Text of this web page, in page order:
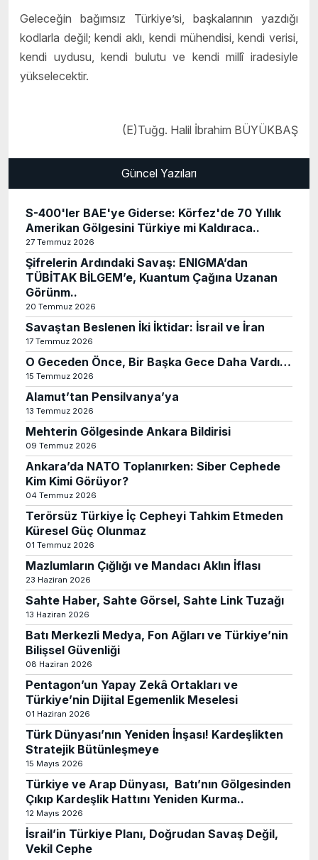
Geleceğin bağımsız Türkiye’si, başkalarının yazdığı
kodlarla değil; kendi aklı, kendi mühendisi, kendi verisi,
kendi uydusu, kendi bulutu ve kendi millî iradesiyle
yükselecektir.
(E)Tuğg. Halil İbrahim BÜYÜKBAŞ
Güncel Yazıları
S-400'ler BAE'ye Giderse: Körfez'de 70 Yıllık
Amerikan Gölgesini Türkiye mi Kaldıraca..
27 Temmuz 2026
Şifrelerin Ardındaki Savaş: ENIGMA’dan
TÜBİTAK BİLGEM’e, Kuantum Çağına Uzanan
Görünm..
20 Temmuz 2026
Savaştan Beslenen İki İktidar: İsrail ve İran
17 Temmuz 2026
O Geceden Önce, Bir Başka Gece Daha Vardı…
15 Temmuz 2026
Alamut’tan Pensilvanya’ya
13 Temmuz 2026
Mehterin Gölgesinde Ankara Bildirisi
09 Temmuz 2026
Ankara’da NATO Toplanırken: Siber Cephede
Kim Kimi Görüyor?
04 Temmuz 2026
Terörsüz Türkiye İç Cepheyi Tahkim Etmeden
Küresel Güç Olunmaz
01 Temmuz 2026
Mazlumların Çığlığı ve Mandacı Aklın İflası
23 Haziran 2026
Sahte Haber, Sahte Görsel, Sahte Link Tuzağı
13 Haziran 2026
Batı Merkezli Medya, Fon Ağları ve Türkiye’nin
Bilişsel Güvenliği
08 Haziran 2026
Pentagon’un Yapay Zekâ Ortakları ve
Türkiye’nin Dijital Egemenlik Meselesi
01 Haziran 2026
Türk Dünyası’nın Yeniden İnşası! Kardeşlikten
Stratejik Bütünleşmeye
15 Mayıs 2026
Türkiye ve Arap Dünyası, Batı’nın Gölgesinden
Çıkıp Kardeşlik Hattını Yeniden Kurma..
12 Mayıs 2026
İsrail’in Türkiye Planı, Doğrudan Savaş Değil,
Vekil Cephe